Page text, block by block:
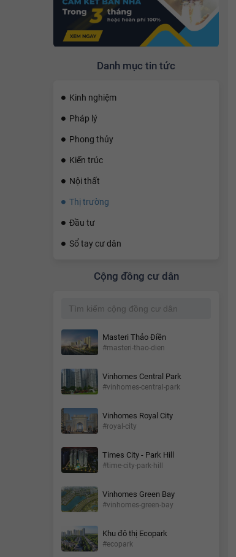
Danh mục tin tức
Kinh nghiệm
Pháp lý
Phong thủy
Kiến trúc
Nội thất
Thị trường
Đầu tư
Sổ tay cư dân
Cộng đồng cư dân
Masteri Thảo Điền
#masteri-thao-dien
Vinhomes Central Park
#vinhomes-central-park
Vinhomes Royal City
#royal-city
Times City - Park Hill
#time-city-park-hill
Vinhomes Green Bay
#vinhomes-green-bay
Khu đô thị Ecopark
#ecopark